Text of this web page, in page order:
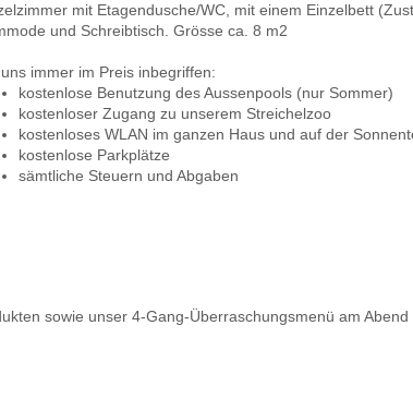
mit Etagendusche/WC, mit einem Einzelbett
und Schreibtisch. Grösse ca. 8 m2
immer im Preis inbegriffen:
kostenlose Benutzung des Aussenpools (nur Sommer)
kostenloser Zugang zu unserem Streichelzoo
kostenloses WLAN im ganzen Haus und auf der
kostenlose Parkplätze
sämtliche Steuern und Abgaben
sowie unser 4-Gang-Überraschungsmenü am Abend